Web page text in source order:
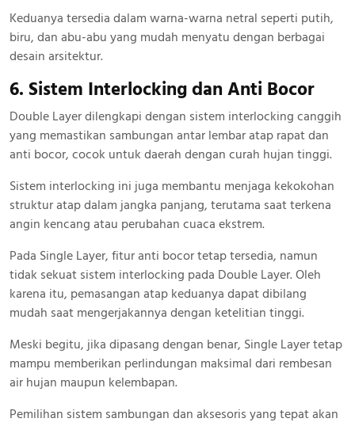
Keduanya tersedia dalam warna-warna netral seperti putih,
biru, dan abu-abu yang mudah menyatu dengan berbagai
desain arsitektur.
6. Sistem Interlocking dan Anti Bocor
Double Layer dilengkapi dengan sistem interlocking canggih
yang memastikan sambungan antar lembar atap rapat dan
anti bocor, cocok untuk daerah dengan curah hujan tinggi.
Sistem interlocking ini juga membantu menjaga kekokohan
struktur atap dalam jangka panjang, terutama saat terkena
angin kencang atau perubahan cuaca ekstrem.
Pada Single Layer, fitur anti bocor tetap tersedia, namun
tidak sekuat sistem interlocking pada Double Layer. Oleh
karena itu, pemasangan atap keduanya dapat dibilang
mudah saat mengerjakannya dengan ketelitian tinggi.
Meski begitu, jika dipasang dengan benar, Single Layer tetap
mampu memberikan perlindungan maksimal dari rembesan
air hujan maupun kelembapan.
Pemilihan sistem sambungan dan aksesoris yang tepat akan